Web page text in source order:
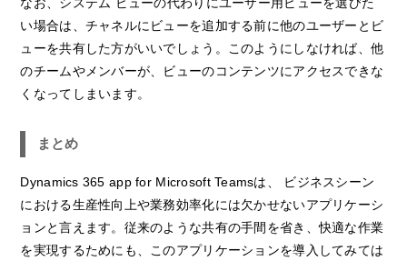
い場合は、チャネルにビューを追加する前に他のユーザーとビ
ューを共有した方がいいでしょう。このようにしなければ、他
のチームやメンバーが、ビューのコンテンツにアクセスできな
くなってしまいます。
まとめ
Dynamics 365 app for Microsoft Teamsは、 ビジネスシーン
における生産性向上や業務効率化には欠かせないアプリケーシ
ョンと言えます。従来のような共有の手間を省き、快適な作業
を実現するためにも、このアプリケーションを導入してみては